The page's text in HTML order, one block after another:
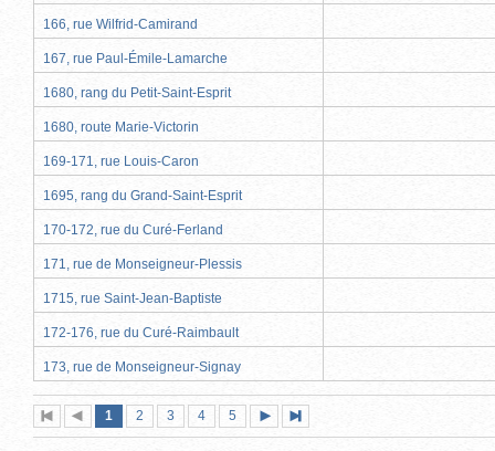
166, rue Wilfrid-Camirand
167, rue Paul-Émile-Lamarche
1680, rang du Petit-Saint-Esprit
1680, route Marie-Victorin
169-171, rue Louis-Caron
1695, rang du Grand-Saint-Esprit
170-172, rue du Curé-Ferland
171, rue de Monseigneur-Plessis
1715, rue Saint-Jean-Baptiste
172-176, rue du Curé-Raimbault
173, rue de Monseigneur-Signay
Première
page
Page
précédente
Page
1 (page
actuelle)
Page
2 Page
3 Page
4 Page
5
suivante
page